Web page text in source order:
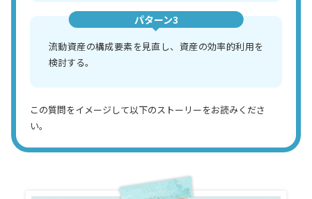
パターン3
流動資産の構成要素を見直し、資産の効率的利用を
検討する。
この質問をイメージして以下のストーリーをお読みくださ
い。